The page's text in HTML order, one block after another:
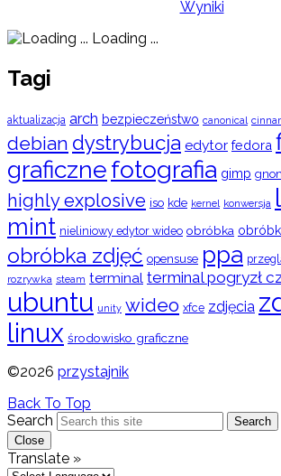
Wyniki
Loading ...
Tagi
aktualizacja arch bezpieczeństwo canonical
debian dystrybucja edytor fedora
graficznefotografia gimp
highly explosive iso kde kernel konwersja
mint nieliniowy edytor wideo obróbka
obróbka zdjęć opensuse ppa
rozrywka steam terminal terminal pogryzł
ubuntu unity wideo xfce zdjęcia
linux środowisko graficzne
©2026 przystajnik
Back To Top
Search
Search
Close
Translate »